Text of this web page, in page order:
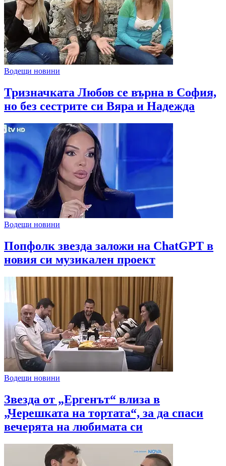
Водещи новини
Тризначката Любов се върна в София,
но без сестрите си Вяра и Надежда
Водещи новини
Попфолк звезда заложи на ChatGPT в
новия си музикален проект
Водещи новини
Звезда от „Ергенът“ влиза в
„Черешката на тортата“, за да спаси
вечерята на любимата си